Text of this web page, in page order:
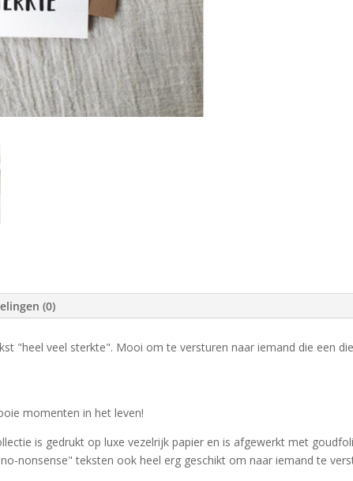
(0)
"heel veel sterkte". Mooi om te versturen naar iemand die een
momenten in het leven!
is gedrukt op luxe vezelrijk papier en is afgewerkt met
nonsense" teksten ook heel erg geschikt om naar iemand te